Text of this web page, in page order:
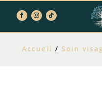
Accueil / Soin